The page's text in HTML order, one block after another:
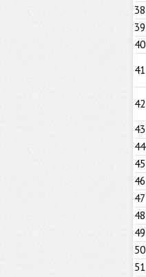
38
39
40
41
42
43
44
45
46
47
48
49
50
51